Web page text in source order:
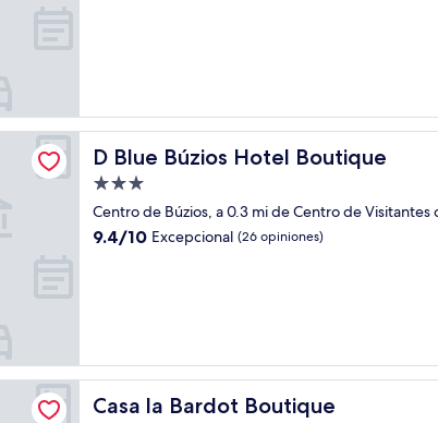
D Blue Búzios Hotel Boutique
D Blue Búzios Hotel Boutique
Propiedad
de
3.0
Centro de Búzios, a 0.3 mi de Centro de
9.4
9.4/10 Excepcional (26 opiniones)
Casa la Bardot Boutique
Casa la Bardot Boutique